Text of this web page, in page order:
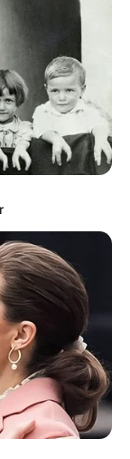
Google Maps
Vorsicht zu
auf Google
und
würden,
Menschen
weitere Kalauer